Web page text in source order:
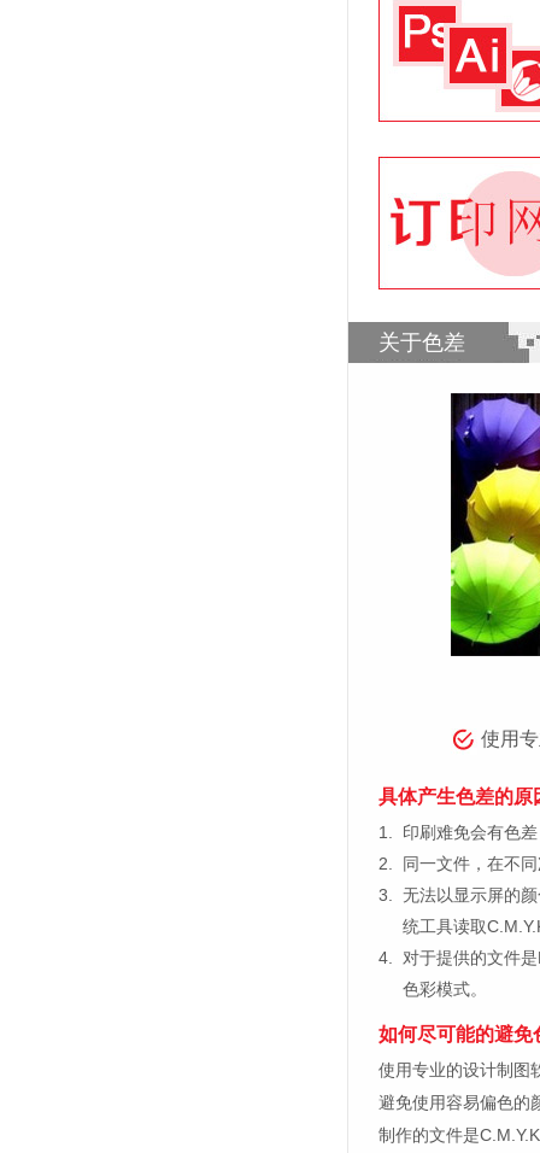
关于色差
使用
具体产生色差的原
1.
印刷难免会有色
2.
同一文件，在不
3.
无法以显示屏的
统工具读取
4.
对于提供的文件
色彩模式。
如何尽可能的避免
使用专业的设计制图
避免使用容易偏色的
制作的文件是